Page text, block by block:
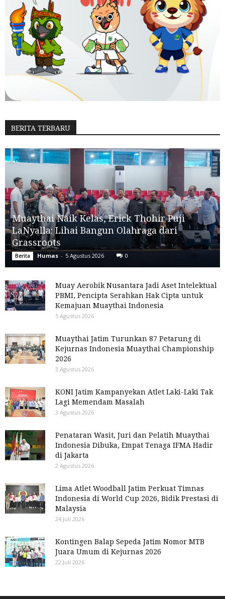
BERITA TERBARU
Muaythai Naik Kelas, Erick Thohir Puji
LaNyalla: Lihai Bangun Olahraga dari
Grassroots
Berita Humas - 5 Agustus 2026 0
Muay Aerobik Nusantara Jadi Aset Intelektual
PBMI, Pencipta Serahkan Hak Cipta untuk
Kemajuan Muaythai Indonesia
5 Agustus 2026
Muaythai Jatim Turunkan 87 Petarung di
Kejurnas Indonesia Muaythai Championship
2026
3 Agustus 2026
KONI Jatim Kampanyekan Atlet Laki-Laki Tak
Lagi Memendam Masalah
3 Agustus 2026
Penataran Wasit, Juri dan Pelatih Muaythai
Indonesia Dibuka, Empat Tenaga IFMA Hadir
di Jakarta
2 Agustus 2026
Lima Atlet Woodball Jatim Perkuat Timnas
Indonesia di World Cup 2026, Bidik Prestasi di
Malaysia
24 Juli 2026
Kontingen Balap Sepeda Jatim Nomor MTB
Juara Umum di Kejurnas 2026
22 Juli 2026